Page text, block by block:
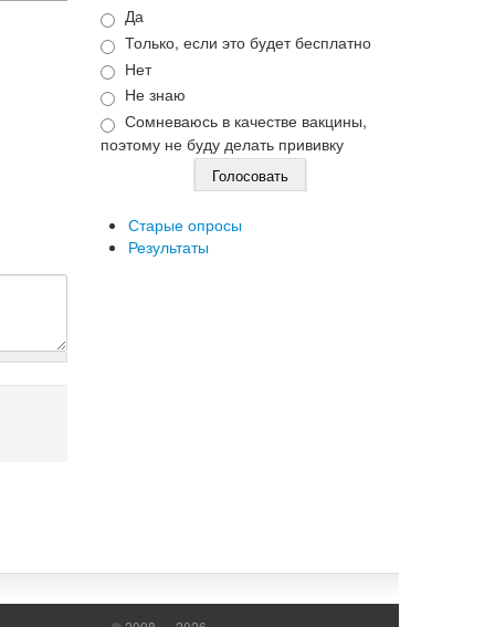
Варианты
Да
Только, если это будет бесплатно
Нет
Не знаю
Сомневаюсь в качестве вакцины,
поэтому не буду делать прививку
Старые опросы
Результаты